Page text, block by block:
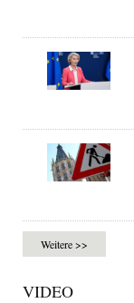
Weitere >>
VIDEO